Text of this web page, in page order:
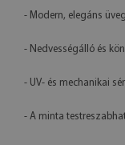
- Modern, elegáns
- Nedvességálló és
- UV- és mechanikai
- A minta